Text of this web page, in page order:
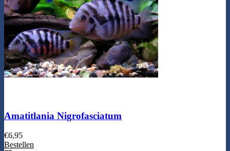
Amatitlania Nigrofasciatum
€6,95
Bestellen